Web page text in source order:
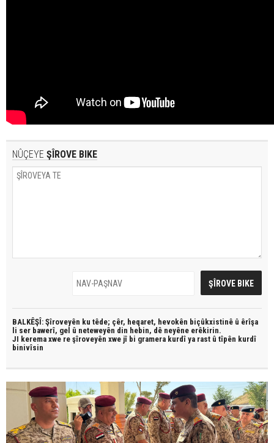
NÛÇEYE ŞÎROVE BIKE
BALKÊŞÎ: Şîroveyên ku têde; çêr, heqaret, hevokên biçûkxistinê û êrîşa
li ser bawerî, gel û neteweyên din hebin, dê neyêne erêkirin.
JI kerema xwe re şîroveyên xwe jî bi gramera kurdî ya rast û tîpên kurdî
binivîsin